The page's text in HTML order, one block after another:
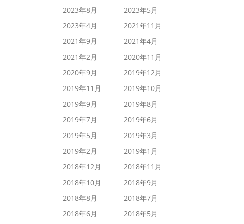
2023年8月
2023年5月
2023年4月
2021年11月
2021年9月
2021年4月
2021年2月
2020年11月
2020年9月
2019年12月
2019年11月
2019年10月
2019年9月
2019年8月
2019年7月
2019年6月
2019年5月
2019年3月
2019年2月
2019年1月
2018年12月
2018年11月
2018年10月
2018年9月
2018年8月
2018年7月
2018年6月
2018年5月